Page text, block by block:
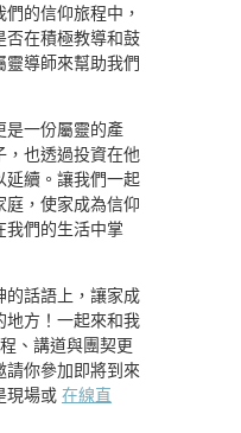
的信仰旅程中，
否在積極教導和鼓
導師來幫助我們
是一份屬靈的產
，也透過投資在他
延續。讓我們一起
庭，使家成為信仰
我們的生活中掌
的話語上，讓家成
地方！一起來和我
、講道與團契更
你參加即將到來
現場或 在線直